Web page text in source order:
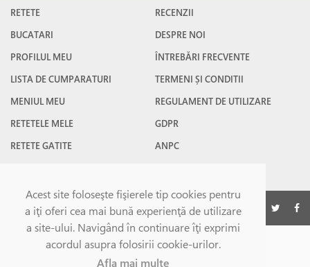
Acest site foloseşte fişierele tip cookies pentru
a iţi oferi cea mai bună experienţă de utilizare
a site-ului. Navigând în continuare îţi exprimi
acordul asupra folosirii cookie-urilor.
Afla mai multe
RETETE
BUCATARI
PROFILUL MEU
LISTA DE CUMPARATURI
MENIUL MEU
RETETELE MELE
RETETE GATITE
RECENZII
DESPRE NOI
ÎNTREBĂRI FRECVENTE
TERMENI ȘI CONDITII
REGULAMENT DE UTILIZARE
GDPR
ANPC
©Gatesc.ro 2026